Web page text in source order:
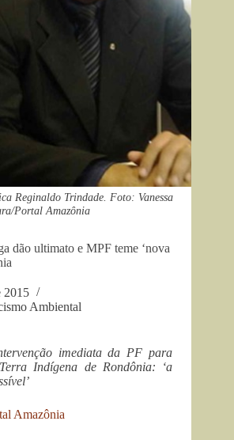
Reginaldo Trindade. Foto: Vanessa
Portal Amazônia
dão ultimato e MPF teme ‘nova
2015
Ambiental
imediata da PF para
Indígena de Rondônia: ‘a
Amazônia